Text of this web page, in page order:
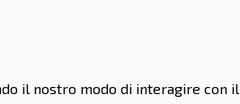
il nostro modo di interagire con il